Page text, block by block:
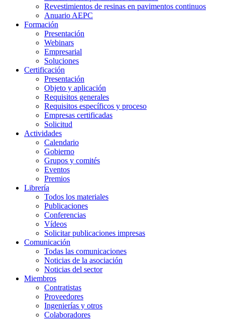
Revestimientos de resinas en pavimentos continuos
Anuario AEPC
Formación
Presentación
Webinars
Empresarial
Soluciones
Certificación
Presentación
Objeto y aplicación
Requisitos generales
Requisitos específicos y proceso
Empresas certificadas
Solicitud
Actividades
Calendario
Gobierno
Grupos y comités
Eventos
Premios
Librería
Todos los materiales
Publicaciones
Conferencias
Vídeos
Solicitar publicaciones impresas
Comunicación
Todas las comunicaciones
Noticias de la asociación
Noticias del sector
Miembros
Contratistas
Proveedores
Ingenierías y otros
Colaboradores